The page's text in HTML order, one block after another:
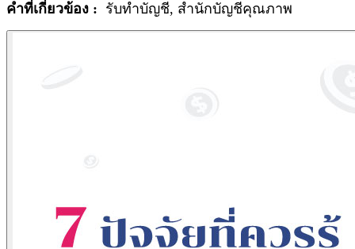
คำที่เกี่ยวข้อง : รับทำบัญชี, สำนักบัญชีคุณภาพ